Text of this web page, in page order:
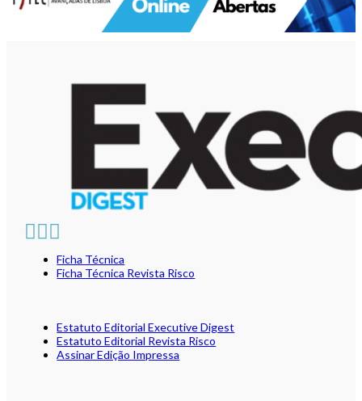
Ficha Técnica
Ficha Técnica Revista Risco
Estatuto Editorial Executive Digest
Estatuto Editorial Revista Risco
Assinar Edição Impressa